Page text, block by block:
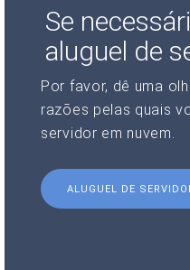
Se
aluguel de
Por favor, dê uma
razões pelas quais
servidor em nuvem.
ALUGUEL DE